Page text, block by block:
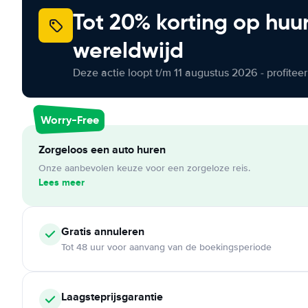
Tot 20% korting op
wereldwijd
Deze actie loopt t/m 11 augustus 2026 -
Worry-Free
Zorgeloos een auto huren
Onze aanbevolen keuze voor een zorgeloze reis.
Lees meer
Gratis annuleren
Tot 48 uur voor aanvang van de boekingsperiode
Laagsteprijsgarantie